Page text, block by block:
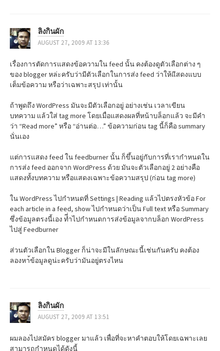
ลิงกินผัก
AUGUST 27, 2009 AT 13:36
เรื่องการตัดการแสดงข้อความใน feed นั้น คงต้องดูตัวเลือกต่าง ๆ
ของ blogger หล่ะครับว่ามีตัวเลือกในการส่ง feed ว่าให้แีสดงแบบ
เต็มข้อความ หรือว่าเฉพาะสรุป เท่านั้น
ถ้าพูดถึง WordPress มันจะมีตัวเลือกอยู่ อย่างเช่น เวลาเขียน
บทความ แล้วใส่ tag more โดยเมื่อแสดงผลที่หน้าบล็อกแล้ว จะมีคำ
ว่า “Read more” หรือ “อ่านต่อ…” ข้อความก่อน tag นี้ก็คือ summary
นั่นเอง
แต่การแสดง feed ใน feedburner นั้น ก็ขึ้นอยู่กับการที่เรากำหนดใน
การส่ง feed ออกจาก WordPress ด้วย มันจะตัวเลือกอยู่ 2 อย่างคือ
แสดงทั้งบทความ หรือแสดงเฉพาะข้อความสรุป (ก่อน tag more)
ใน WordPress ไปกำหนดที่ Settings | Reading แล้วไปตรงหัวข้อ For
each article in a feed, show ไปกำหนดว่าเป็น Full text หรือ Summary
ซึ่งข้อมูลตรงนี้เอง ที่ำไปกำหนดการส่งข้อมูลจากบล็อก WordPress
ไปสู่ Feedburner
ส่วนตัวเลือกใน Blogger ก็น่าจะมีในลักษณะนี้เช่นกันครับ คงต้อง
ลองหา้ข้อมูลดูน่ะครับว่ามันอยู่ตรงไหน
ลิงกินผัก
AUGUST 27, 2009 AT 13:51
ผมลองไปสมัคร blogger มาแล้ว เพื่อที่จะหาคำตอบให้โดยเฉพาะเลย
สามารถกำหนดได้ดังนี้